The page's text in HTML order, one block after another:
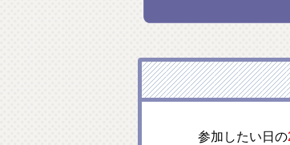
参加したい日の